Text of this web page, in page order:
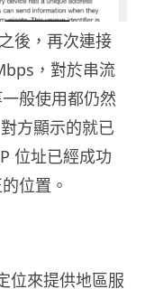
後，再次連接
，對於串流
般使用都仍然
方顯示的就已
位址已經成功
位置。
位來提供地區服